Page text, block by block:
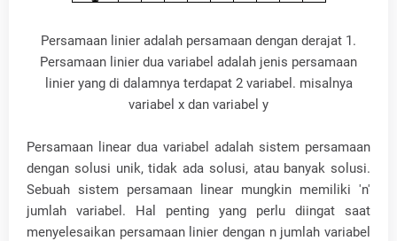
Persamaan linier adalah persamaan dengan derajat 1.
Persamaan linier dua variabel adalah jenis persamaan
linier yang di dalamnya terdapat 2 variabel. misalnya
variabel x dan variabel y
Persamaan linear dua variabel adalah sistem persamaan
dengan solusi unik, tidak ada solusi, atau banyak solusi.
Sebuah sistem persamaan linear mungkin memiliki 'n'
jumlah variabel. Hal penting yang perlu diingat saat
menyelesaikan persamaan linier dengan n jumlah variabel